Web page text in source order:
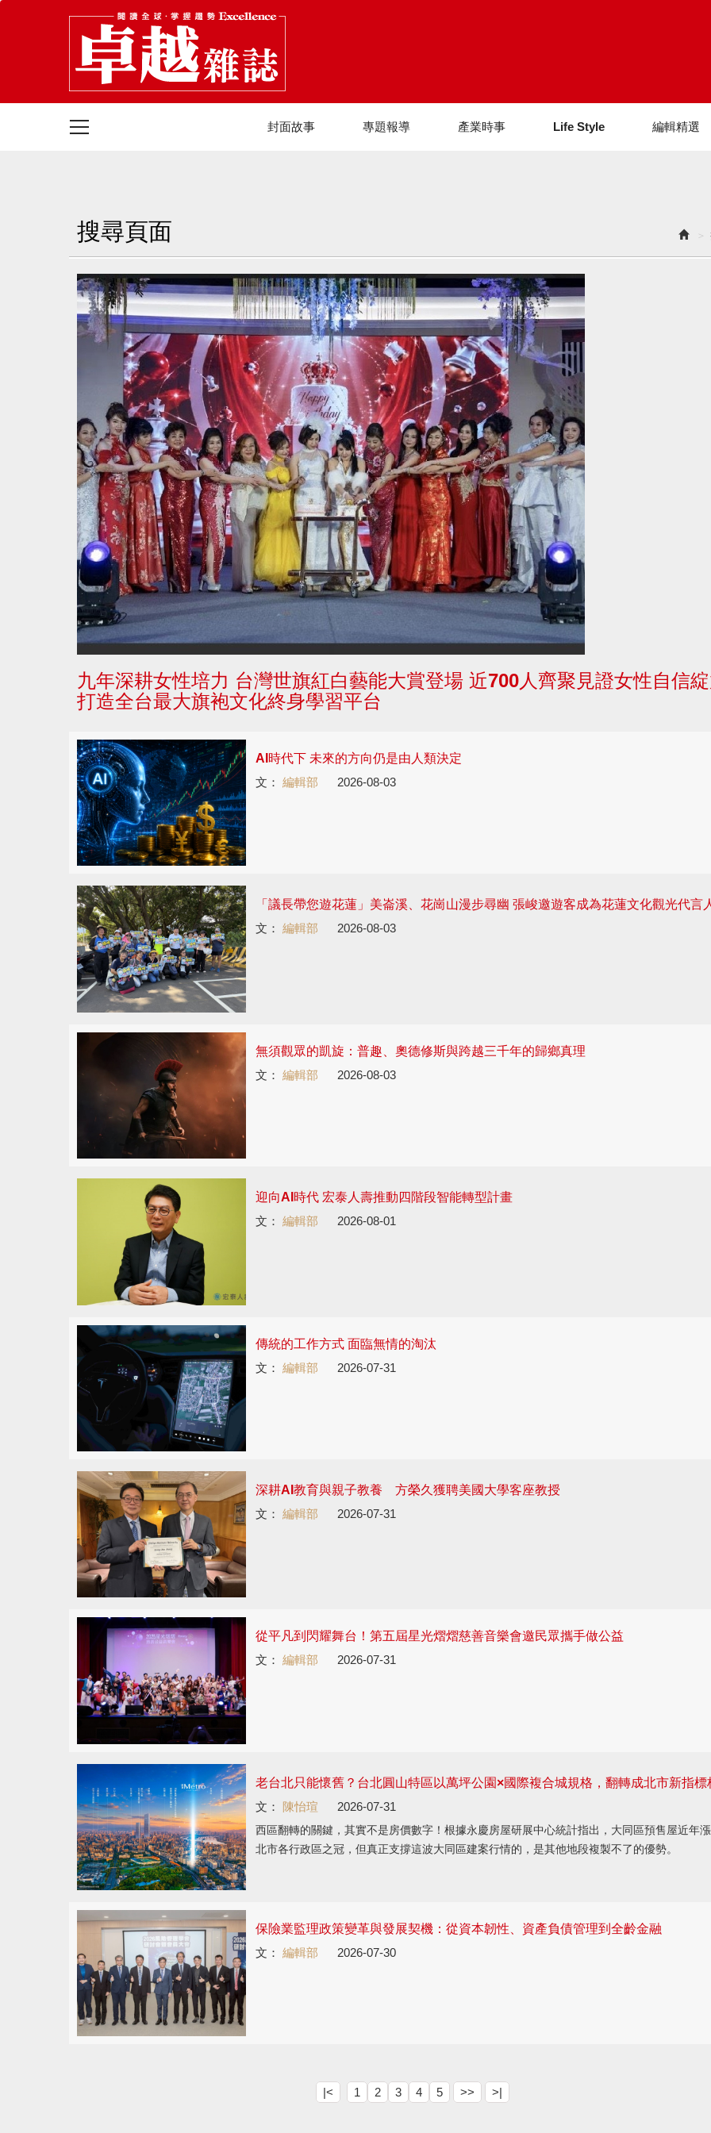
封面故事 專題報導 產業時事 Life Style 編輯精選
搜尋頁面
九年深耕女性培力 台灣世旗紅白藝能大賞登場 近700人齊聚見證女性自信
打造全台最大旗袍文化終身學習平台
AI時代下 未來的方向仍是由人類決定
文： 編輯部 2026-08-03
「議長帶您遊花蓮」美崙溪、花崗山漫步尋幽 張峻邀遊客成為花蓮文化觀光代言
文： 編輯部 2026-08-03
無須觀眾的凱旋：普趣、奧德修斯與跨越三千年的歸鄉真理
文： 編輯部 2026-08-03
迎向AI時代 宏泰人壽推動四階段智能轉型計畫
文： 編輯部 2026-08-01
傳統的工作方式 面臨無情的淘汰
文： 編輯部 2026-07-31
深耕AI教育與親子教養 方榮久獲聘美國大學客座教授
文： 編輯部 2026-07-31
從平凡到閃耀舞台！第五屆星光熠熠慈善音樂會邀民眾攜手做公益
文： 編輯部 2026-07-31
老台北只能懷舊？台北圓山特區以萬坪公園×國際複合城規格，翻轉成北市新指標
文：
陳怡瑄 2026-07-31
西區翻轉的關鍵，其實不是房價數字！根據永慶房屋研展中心統計指出，大同區預售屋近年
北市各行政區之冠，但真正支撐這波大同區建案行情的，是其他地段複製不了的優勢。
保險業監理政策變革與發展契機：從資本韌性、資產負債管理到全齡金融
文： 編輯部 2026-07-30
|< 1 2 3 4 5 >> >|